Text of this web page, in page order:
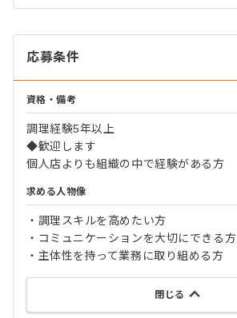
応募条件
資格・備考
調理経験5年以上
◆歓迎します
個人店よりも組織の中で経験がある方
求める人物像
・調理スキルを高めたい方
・コミュニケーションを大切にできる方
・主体性を持って業務に取り組める方
閉じる